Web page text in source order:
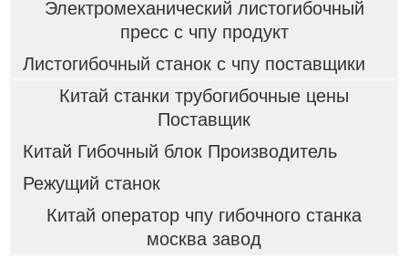
Электромеханический листогибочный
пресс с чпу продукт
Листогибочный станок с чпу поставщики
Китай станки трубогибочные цены
Поставщик
Китай Гибочный блок Производитель
Режущий станок
Китай оператор чпу гибочного станка
москва завод